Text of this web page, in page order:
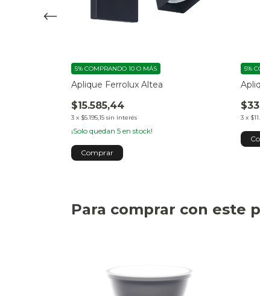
Aplique Ferrolux Altea
$15.585,44
3 x $5.195,15 sin interés
5% COMPRANDO 10 O MÁS
¡Solo quedan 5 en stock!
3 x
5%
Para comprar con este